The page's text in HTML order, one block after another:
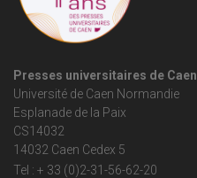
Presses universitaires de Caen
Université de Caen Normandie
Esplanade de la Paix
CS14032
14032 Caen Cedex 5
Tel : + 33 (0)2-31-56-62-20